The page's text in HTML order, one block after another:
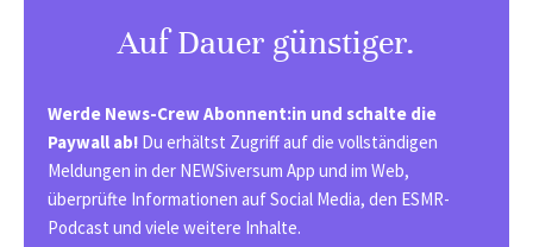
Auf Dauer günstiger.
Werde News-Crew Abonnent:in und schalte die
Paywall ab! Du erhältst Zugriff auf die vollständigen
Meldungen in der NEWSiversum App und im Web,
überprüfte Informationen auf Social Media, den ESMR-
Podcast und viele weitere Inhalte.